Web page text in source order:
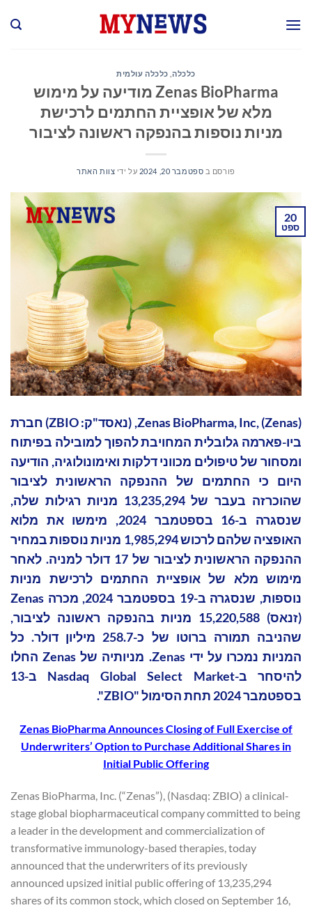
כלכלה, כלכלה עולמית
Zenas BioPharma מודיעה על מימוש
מלא של אופציית החתמים לרכישת
מניות נוספות בהנפקה ראשונה לציבור
פורסם ב ספטמבר 20, 2024 על ידי צוות האתר
20
ספט
Zenas BioPharma, Inc, (Zenas), (נאסד"ק: ZBIO) חברת
ביו-פארמה גלובלית המחויבת להפוך למובילה בפיתוח
ומסחור של טיפולים מכווני דלקות ואימונולוגיה, הודיעה
היום כי החתמים של ההנפקה הראשונית לציבור
שהוכרזה בעבר של 13,235,294 מניות רגילות שלה,
שנסגרה ב-16 בספטמבר 2024, מימשו את מלוא
האופציה שלהם לרכוש 1,985,294 מניות נוספות במחיר
ההנפקה הראשונית לציבור של 17 דולר למניה. לאחר
מימוש מלא של אופציית החתמים לרכישת מניות
נוספות, שנסגרה ב-19 בספטמבר 2024, מכרה Zenas
(זנאס) 15,220,588 מניות בהנפקה ראשונה לציבור,
שהניבה תמורה ברוטו של כ-258.7 מיליון דולר. כל
המניות נמכרו על ידי Zenas. מניותיה של Zenas החלו
להיסחר ב-Nasdaq Global Select Market ב-13
בספטמבר 2024 תחת הסימול "ZBIO".
Zenas BioPharma Announces Closing of Full Exercise of
Underwriters’ Option to Purchase Additional Shares in
Initial Public Offering
Zenas BioPharma, Inc. (“Zenas”), (Nasdaq: ZBIO) a clinical-
stage global biopharmaceutical company committed to being
a leader in the development and commercialization of
transformative immunology-based therapies, today
announced that the underwriters of its previously
announced upsized initial public offering of 13,235,294
shares of its common stock, which closed on September 16,